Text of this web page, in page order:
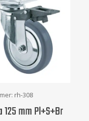
Setja Í Körfu
rh-308
125 mm Pl+S+Br